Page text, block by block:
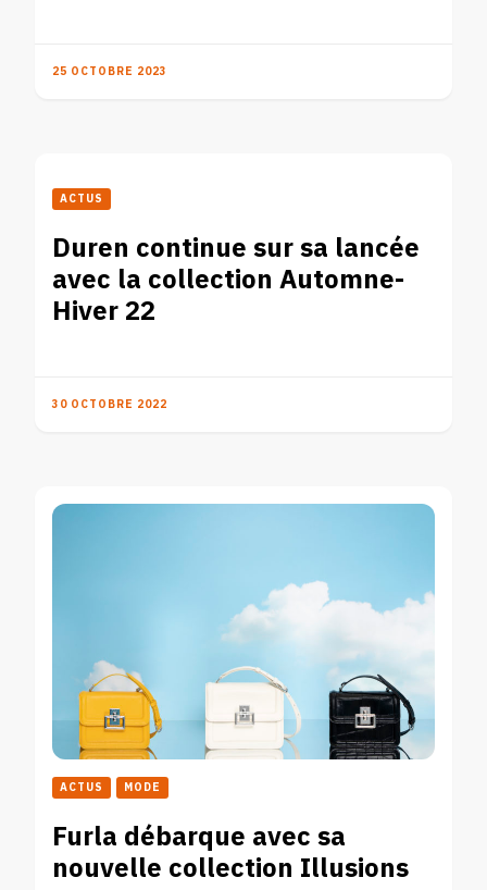
25 OCTOBRE 2023
ACTUS
Duren continue sur sa lancée
avec la collection Automne-
Hiver 22
30 OCTOBRE 2022
ACTUS MODE
Furla débarque avec sa
nouvelle collection Illusions